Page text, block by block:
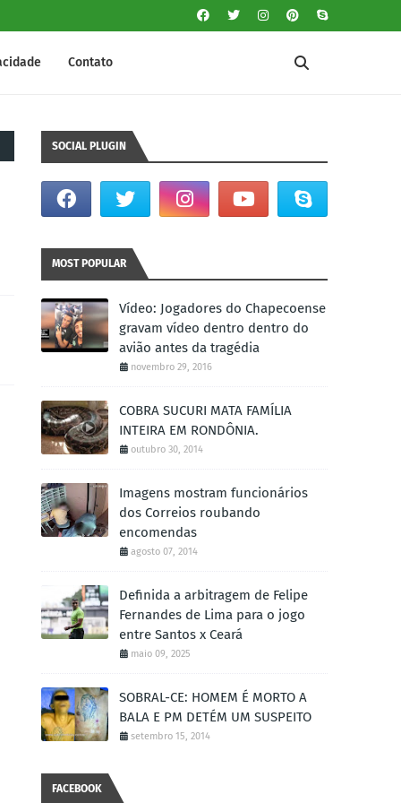
Contato
SOCIAL PLUGIN
MOST POPULAR
Vídeo: Jogadores do Chapecoense
gravam vídeo dentro dentro do
avião antes da tragédia
novembro 29, 2016
COBRA SUCURI MATA FAMÍLIA
INTEIRA EM RONDÔNIA.
outubro 30, 2014
Imagens mostram funcionários
dos Correios roubando
encomendas
agosto 07, 2014
Definida a arbitragem de Felipe
Fernandes de Lima para o jogo
entre Santos x Ceará
maio 09, 2025
SOBRAL-CE: HOMEM É MORTO A
BALA E PM DETÉM UM SUSPEITO
setembro 15, 2014
FACEBOOK